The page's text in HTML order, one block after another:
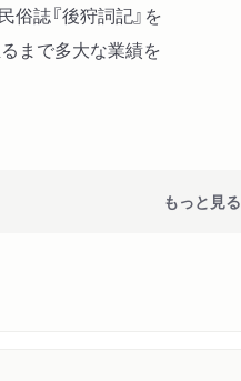
誌『後狩詞記』を
まで多大な業績を
もっと見る